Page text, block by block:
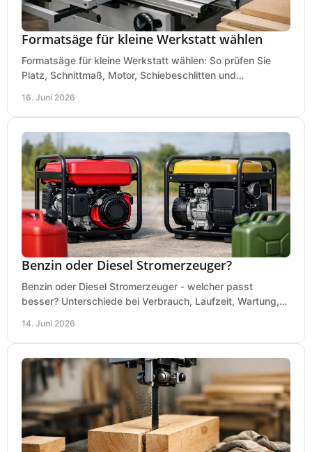
Formatsäge für kleine Werkstatt wählen
Formatsäge für kleine Werkstatt wählen: So prüfen Sie
Platz, Schnittmaß, Motor, Schiebeschlitten und
16. Juni 2026
Benzin oder Diesel Stromerzeuger?
Benzin oder Diesel Stromerzeuger - welcher passt
besser? Unterschiede bei Verbrauch, Laufzeit, Wartung,
14. Juni 2026